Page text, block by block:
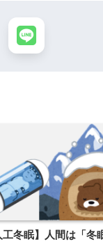
工冬眠】人間は「冬